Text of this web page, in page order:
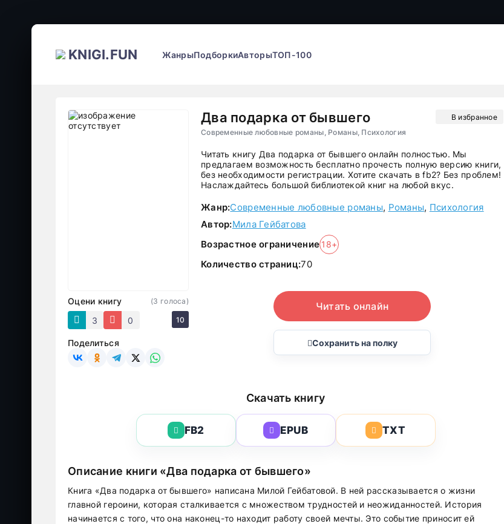
KNIGI.FUN ЖанрыПодборкиАвторыТОП-100
Два подарка от бывшего
Современные любовные романы, Романы, Психология
В избранное
Оцени книгу
3
0
(3 голоса)
10
Поделиться
Читать книгу Два подарка от бывшего онлайн полностью. Мы
предлагаем возможность бесплатно прочесть полную версию книги,
без необходимости регистрации. Хотите скачать в fb2? Без проблем!
Наслаждайтесь большой библиотекой книг на любой вкус.
Жанр:Современные любовные романы, Романы, Психология
Автор:Мила Гейбатова
Возрастное ограничение 18+
Количество страниц:70
Читать онлайн
Сохранить на полку
Скачать книгу
FB2 EPUB TXT
Описание книги «Два подарка от бывшего»
Книга «Два подарка от бывшего» написана Милой Гейбатовой. В ней рассказывается о жизни
главной героини, которая сталкивается с множеством трудностей и неожиданностей. История
начинается с того, что она наконец-то находит работу своей мечты. Это событие приносит ей